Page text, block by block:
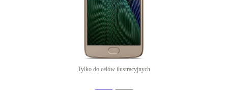
Tylko do celów ilustracyjnych